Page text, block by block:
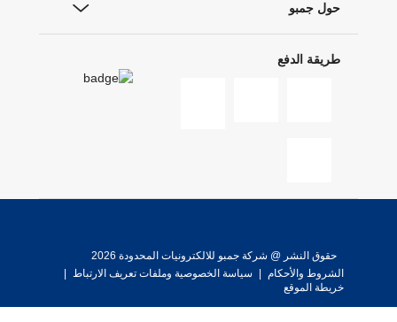
حول جمبو
طريقة الدفع
حقوق النشر @ شركة جمبو للالكترونيات المحدودة 2026
الشروط والأحكام
سياسة الخصوصية وملفات تعريف الارتباط
خريطة الموقع